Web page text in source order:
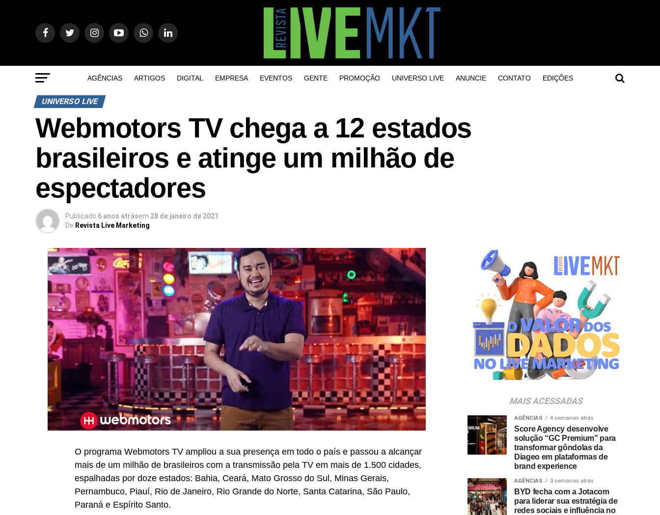
AGÊNCIAS ARTIGOS DIGITAL EMPRESA EVENTOS GENTE PROMOÇÃO UNIVERSO LIVE ANUNCIE CONTATO EDIÇÕES
UNIVERSO LIVE
Webmotors TV chega a 12 estados
brasileiros e atinge um milhão de
espectadores
Publicado 6 anos atrásem 28 de janeiro de 2021
De Revista Live Marketing
O programa Webmotors TV ampliou a sua presença em todo o país e passou a alcançar
mais de um milhão de brasileiros com a transmissão pela TV em mais de 1.500 cidades,
espalhadas por doze estados: Bahia, Ceará, Mato Grosso do Sul, Minas Gerais,
Pernambuco, Piauí, Rio de Janeiro, Rio Grande do Norte, Santa Catarina, São Paulo,
Paraná e Espírito Santo.
MAIS ACESSADAS
AGÊNCIAS 4 semanas atrás
Score Agency desenvolve
solução “GC Premium” para
transformar gôndolas da
Diageo em plataformas de
brand experience
AGÊNCIAS 3 semanas atrás
BYD fecha com a Jotacom
para liderar sua estratégia de
redes sociais e influência no